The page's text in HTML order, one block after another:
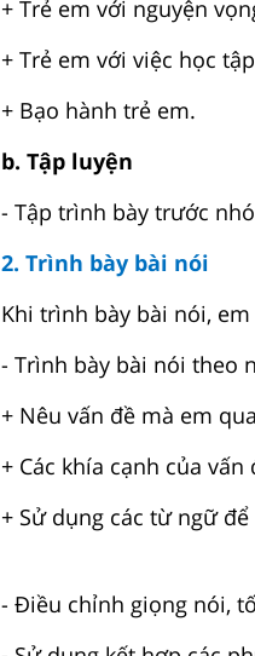
+ Trẻ em với nguyện
+ Trẻ em với việc học
+ Bạo hành trẻ em.
b. Tập luyện
- Tập trình bày trước
2. Trình bày bài nói
Khi trình bày bài nói,
- Trình bày bài nói theo
+ Nêu vấn đề mà em
+ Các khía cạnh của
+ Sử dụng các từ ngữ
- Điều chỉnh giọng nói,